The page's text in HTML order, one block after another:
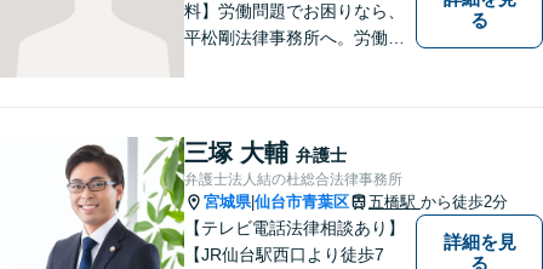
料】労働問題でお困りなら、
平松剛法律事務所へ。労働者
たる事件も、受任可能です。
お気軽にご相談ください。
る
三塚 大輔 弁護士
弁護士法人結の杜総合法律事務所
宮城県|仙台市青葉区 五橋駅 から徒歩2分
【テレビ電話法律相談あり】
【JR仙台駅西口より徒歩7
詳細を見
る